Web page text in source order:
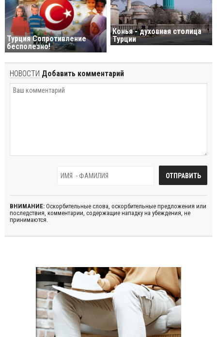
Турция Сопротивление
бесполезно!
Конья - духовная столица
Турции
НОВОСТИ Добавить комментарий
ВНИМАНИЕ: Оскорбительные слова, оскорбительные предложения или
последствия, комментарии, содержащие нападку на убеждения, не
принимаются.